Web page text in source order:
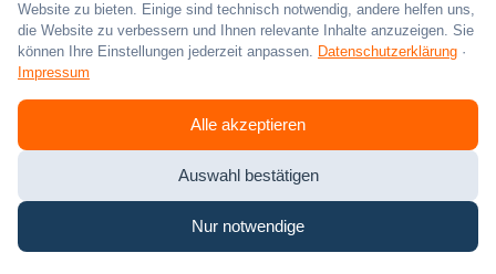
Website zu bieten. Einige sind technisch notwendig, andere helfen uns,
die Website zu verbessern und Ihnen relevante Inhalte anzuzeigen. Sie
können Ihre Einstellungen jederzeit anpassen. Datenschutzerklärung ·
Impressum
Alle akzeptieren
Auswahl bestätigen
Nur notwendige